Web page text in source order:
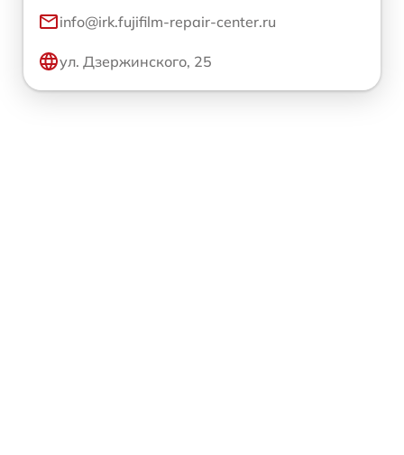
info@irk.fujifilm-repair-center.ru
ул. Дзержинского, 25